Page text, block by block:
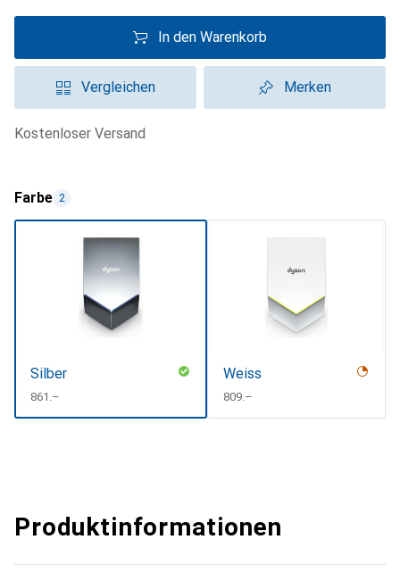
In den Warenkorb
Vergleichen Merken
kostenloser Versand
Farbe 2
Silber
CHF
861.–
Weiss
CHF
809.–
Produktinformationen